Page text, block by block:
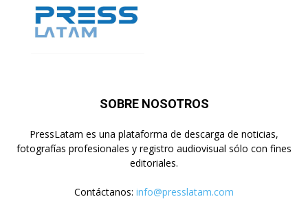
SOBRE NOSOTROS
PressLatam es una plataforma de descarga de noticias,
fotografías profesionales y registro audiovisual sólo con fines
editoriales.
Contáctanos: info@presslatam.com